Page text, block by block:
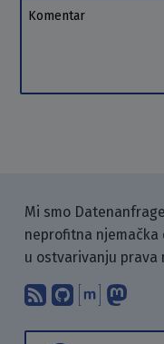
Komentar
Mi smo
neprofitna njemačka
u ostvarivanju prava
Pretplati
Pronađi